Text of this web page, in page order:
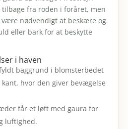
fra roden i foråret, men
nødvendigt at beskære og
eller bark for at beskytte
i haven
baggrund i blomsterbedet
hvor den giver bevægelse
får et løft med gaura for
luftighed.